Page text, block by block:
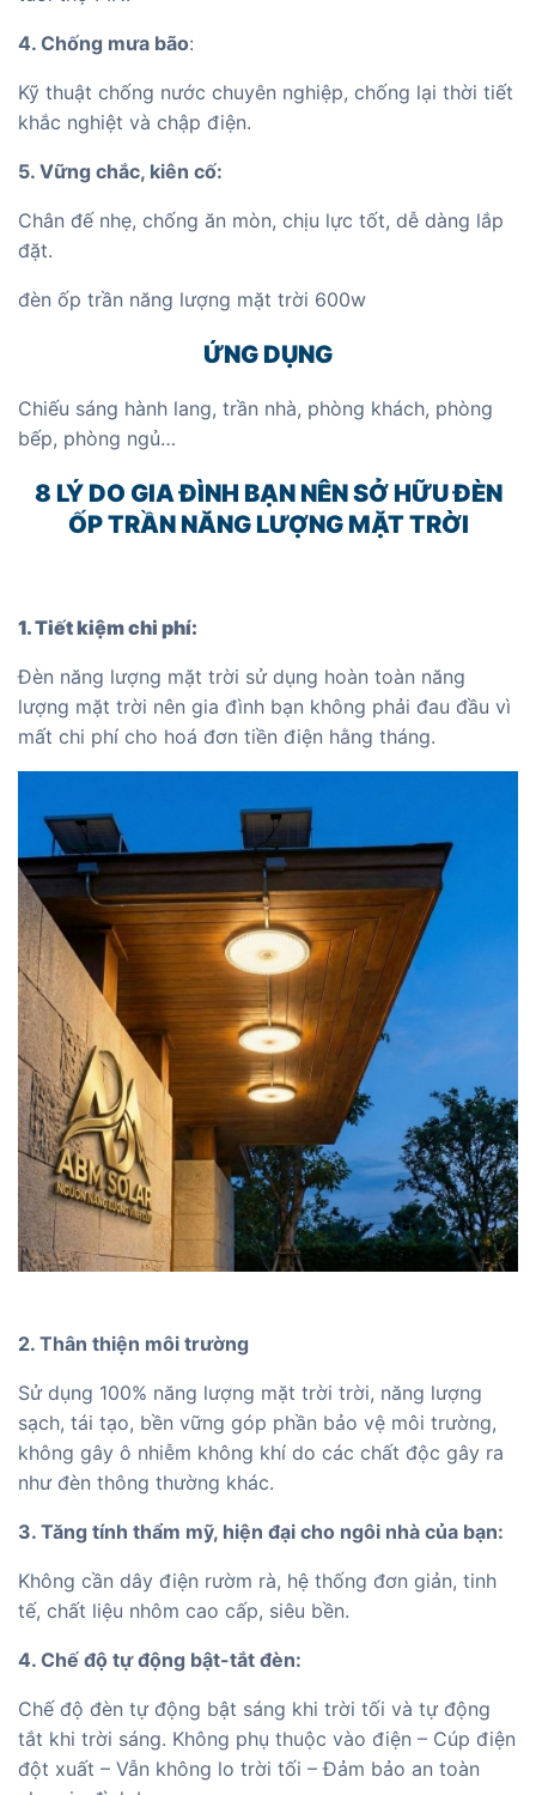
4. Chống mưa bão:
Kỹ thuật chống nước chuyên nghiệp, chống lại thời tiết
khắc nghiệt và chập điện.
5. Vững chắc, kiên cố:
Chân đế nhẹ, chống ăn mòn, chịu lực tốt, dễ dàng lắp
đặt.
đèn ốp trần năng lượng mặt trời 600w
ỨNG DỤNG
Chiếu sáng hành lang, trần nhà, phòng khách, phòng
bếp, phòng ngủ…
8 LÝ DO GIA ĐÌNH BẠN NÊN SỞ HỮU ĐÈN
ỐP TRẦN NĂNG LƯỢNG MẶT TRỜI
1. Tiết kiệm chi phí:
Đèn năng lượng mặt trời sử dụng hoàn toàn năng
lượng mặt trời nên gia đình bạn không phải đau đầu vì
mất chi phí cho hoá đơn tiền điện hằng tháng.
2. Thân thiện môi trường
Sử dụng 100% năng lượng mặt trời trời, năng lượng
sạch, tái tạo, bền vững góp phần bảo vệ môi trường,
không gây ô nhiễm không khí do các chất độc gây ra
như đèn thông thường khác.
3. Tăng tính thẩm mỹ, hiện đại cho ngôi nhà của bạn:
Không cần dây điện rườm rà, hệ thống đơn giản, tinh
tế, chất liệu nhôm cao cấp, siêu bền.
4. Chế độ tự động bật-tắt đèn:
Chế độ đèn tự động bật sáng khi trời tối và tự động
tắt khi trời sáng. Không phụ thuộc vào điện – Cúp điện
đột xuất – Vẫn không lo trời tối – Đảm bảo an toàn